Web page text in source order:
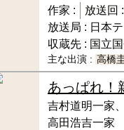
作家 :
放送回 :
放送局 : 日本
収蔵先 : 国立
主な出演 : 高橋
あっぱれ！
吉村道明一家
高田浩吉一家